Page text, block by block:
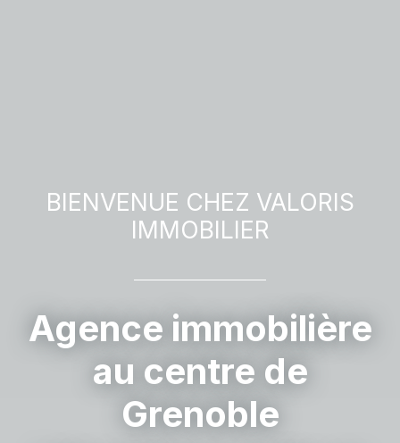
BIENVENUE CHEZ VALORIS
IMMOBILIER
Agence immobilière
au centre de
Grenoble